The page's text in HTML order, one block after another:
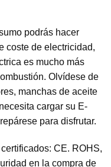
podrás hacer
coste de electricidad,
es mucho más
Olvídese de
manchas de aceite
cargar su E-
para disfrutar.
CE. ROHS,
en la compra de